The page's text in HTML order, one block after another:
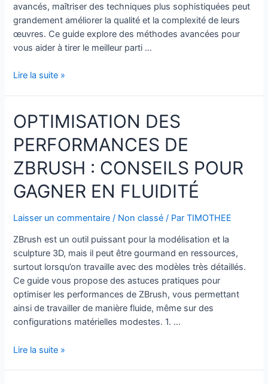
avancés, maîtriser des techniques plus sophistiquées peut
grandement améliorer la qualité et la complexité de leurs
œuvres. Ce guide explore des méthodes avancées pour
vous aider à tirer le meilleur parti …
Les
Sculpture
Avancées
dans
Lire la suite »
OPTIMISATION DES
PERFORMANCES DE
ZBRUSH : CONSEILS POUR
GAGNER EN FLUIDITÉ
Laisser un commentaire / Non classé / ParTIMOTHEE
ZBrush est un outil puissant pour la modélisation et la
sculpture 3D, mais il peut être gourmand en ressources,
surtout lorsqu’on travaille avec des modèles très détaillés.
Ce guide vous propose des astuces pratiques pour
optimiser les performances de ZBrush, vous permettant
ainsi de travailler de manière fluide, même sur des
configurations matérielles modestes. 1. …
Optimisation
Lire la suite »